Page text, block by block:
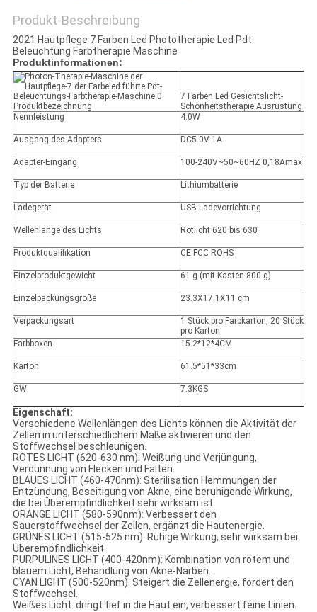
Produkt-Beschreibung
2021 Hautpflege 7 Farben Led Phototherapie Led Pdt
Beleuchtung Farbtherapie Maschine
Produktinformationen:
Produktbezeichnung
7 Farben Led Gesichtslicht-
Schönheitstherapie Ausrüstung
Nennleistung
4.0W
Ausgang des Adapters DC5.0V 1A
Adapter-Eingang 100-240V~50~60HZ 0,18Amax
Typ der Batterie Lithiumbatterie
Ladegerät USB-Ladevorrichtung
Wellenlänge des Lichts Rotlicht 620 bis 630
Produktqualifikation CE FCC ROHS
Einzelproduktgewicht 61 g (mit Kasten 800 g)
Einzelpackungsgröße 23.3X17.1X11 cm
Verpackungsart
1 Stück pro Farbkarton, 20 Stück
pro Karton
Farbboxen
15.2*12*4CM
Karton 61.5*51*33cm
GW: 7.3KGS
Eigenschaft:
Verschiedene Wellenlängen des Lichts können die Aktivität der
Zellen in unterschiedlichem Maße aktivieren und den
Stoffwechsel beschleunigen.
ROTES LICHT (620-630 nm): Weißung und Verjüngung,
Verdünnung von Flecken und Falten.
BLAUES LICHT (460-470nm): Sterilisation Hemmungen der
Entzündung, Beseitigung von Akne, eine beruhigende Wirkung,
die bei Überempfindlichkeit sehr wirksam ist.
ORANGE LICHT (580-590nm): Verbessert den
Sauerstoffwechsel der Zellen, ergänzt die Hautenergie.
GRÜNES LICHT (515-525 nm): Ruhige Wirkung, sehr wirksam bei
Überempfindlichkeit.
PURPULINES LICHT (400-420nm): Kombination von rotem und
blauem Licht, Behandlung von Akne-Narben.
CYAN LIGHT (500-520nm): Steigert die Zellenergie, fördert den
Stoffwechsel.
Weißes Licht: dringt tief in die Haut ein, verbessert feine Linien.